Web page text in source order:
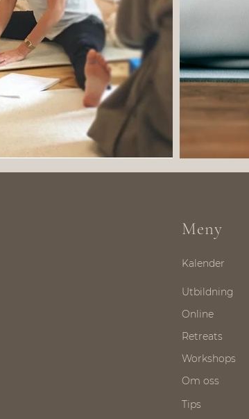
Meny
Kalender
Utbildning
Online
Retreats
Workshops
Om oss
Tips